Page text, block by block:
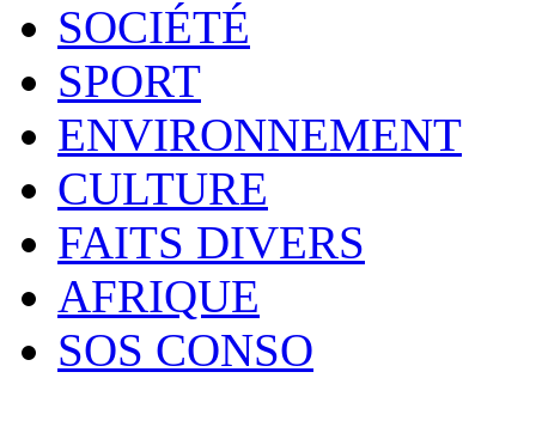
SOCIÉTÉ
SPORT
ENVIRONNEMENT
CULTURE
FAITS DIVERS
AFRIQUE
SOS CONSO